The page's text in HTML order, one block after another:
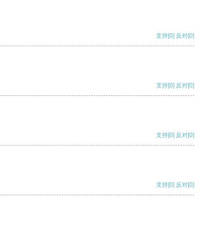
支持[0] 反对[0]
支持[0] 反对[0]
支持[0] 反对[0]
支持[0] 反对[0]